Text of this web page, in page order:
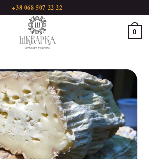
+38 068 507 22 22
0